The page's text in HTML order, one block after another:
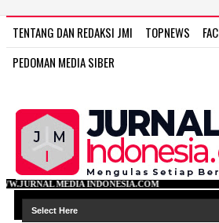
TENTANG DAN REDAKSI JMI TOPNEWS
PEDOMAN MEDIA SIBER